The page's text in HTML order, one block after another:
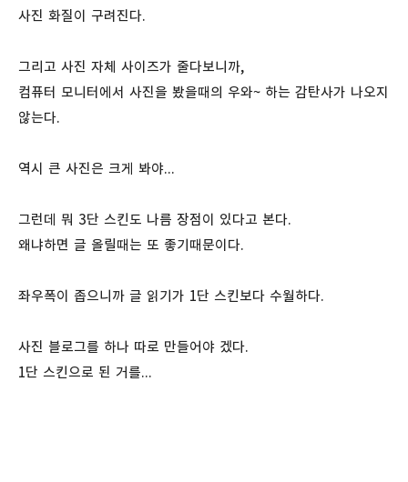
사진 화질이 구려진다.
그리고 사진 자체 사이즈가 줄다보니까,
컴퓨터 모니터에서 사진을 봤을때의 우와~ 하는 감탄사가 나오지
않는다.
역시 큰 사진은 크게 봐야...
그런데 뭐 3단 스킨도 나름 장점이 있다고 본다.
왜냐하면 글 올릴때는 또 좋기때문이다.
좌우폭이 좁으니까 글 읽기가 1단 스킨보다 수월하다.
사진 블로그를 하나 따로 만들어야 겠다.
1단 스킨으로 된 거를...